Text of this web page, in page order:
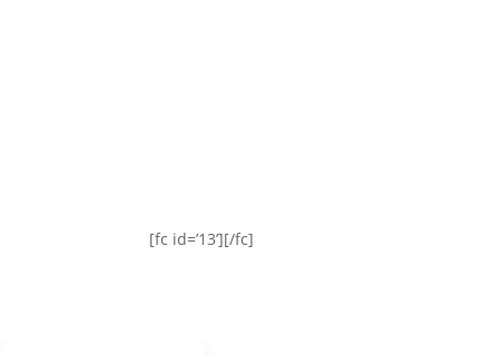
[fc id=’13’][/fc]